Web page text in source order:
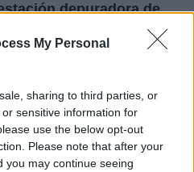
My Personal
sharing to third parties, or
sensitive information for
use the below opt-out
Please note that after your
you may continue seeing
depuradora de
la reutilización
Uruguay y Cabo
2-2 en emocionante